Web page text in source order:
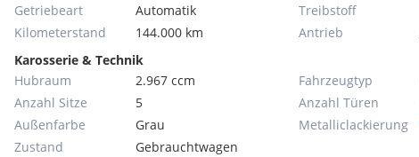
Getriebeart
Automatik
Kilometerstand
144.000 km
Treibstoff
Antrieb
Karosserie & Technik
Hubraum
2.967 ccm
Anzahl Sitze
5
Außenfarbe
Grau
Zustand
Gebrauchtwagen
Fahrzeugtyp
Anzahl Türen
Metallic­lackierung